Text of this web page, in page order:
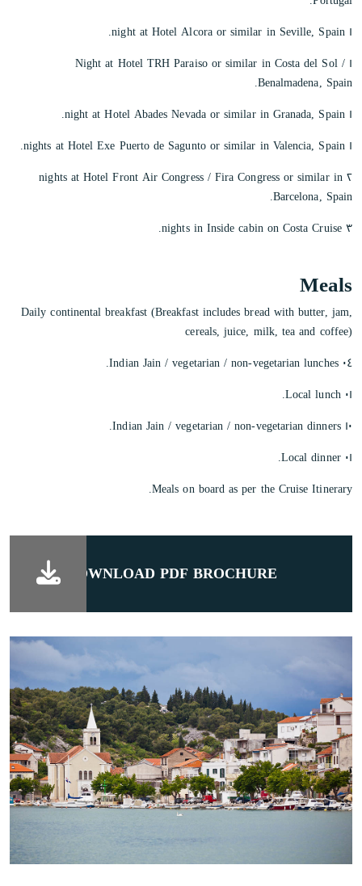
١ night at Hotel Alcora or similar in Seville, Spain.
١ Night at Hotel TRH Paraiso or similar in Costa del Sol /
Benalmadena, Spain.
١ night at Hotel Abades Nevada or similar in Granada, Spain.
١ nights at Hotel Exe Puerto de Sagunto or similar in Valencia, Spain.
٢ nights at Hotel Front Air Congress / Fira Congress or similar in
Barcelona, Spain.
٣ nights in Inside cabin on Costa Cruise.
Meals
Daily continental breakfast (Breakfast includes bread with butter, jam,
cereals, juice, milk, tea and coffee)
٠٤ Indian Jain / vegetarian / non-vegetarian lunches.
٠١ Local lunch.
١٠ Indian Jain / vegetarian / non-vegetarian dinners.
٠١ Local dinner.
Meals on board as per the Cruise Itinerary.
DOWNLOAD PDF BROCHURE